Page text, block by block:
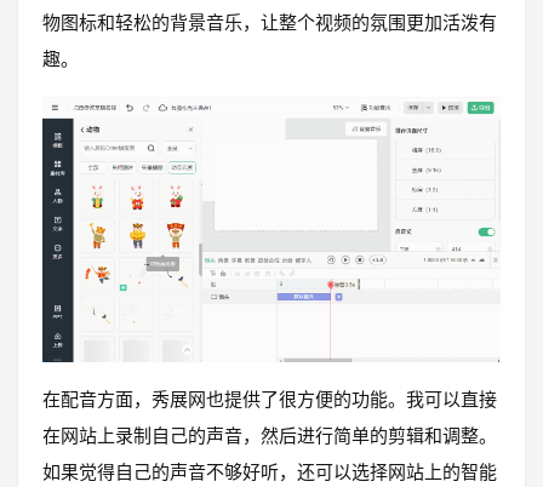
物图标和轻松的背景音乐，让整个视频的氛围更加活泼有
趣。
在配音方面，秀展网也提供了很方便的功能。我可以直接
在网站上录制自己的声音，然后进行简单的剪辑和调整。
如果觉得自己的声音不够好听，还可以选择网站上的智能